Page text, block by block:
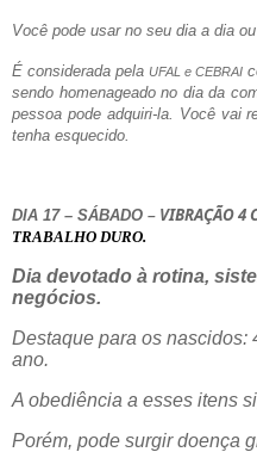
Você pode usar no seu dia a dia
É considerada pela UFAL e CEBRAI
sendo homenageado no dia da
pessoa pode adquiri-la. Você vai
tenha esquecido.
DIA 17 – SÁBADO – VIBRAÇÃO 4
TRABALHO DURO.
Dia devotado à rotina,
negócios.
Destaque para os nascidos:
ano.
A obediência a esses itens
Porém, pode surgir doença